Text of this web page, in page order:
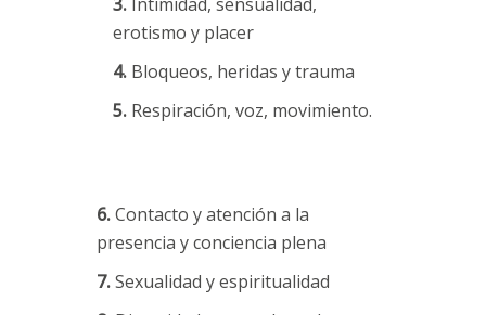
erotismo y placer
4. Bloqueos, heridas y trauma
5. Respiración, voz, movimiento.
6.Contacto y atención a la
presencia y conciencia plena
7.Sexualidad y espiritualidad